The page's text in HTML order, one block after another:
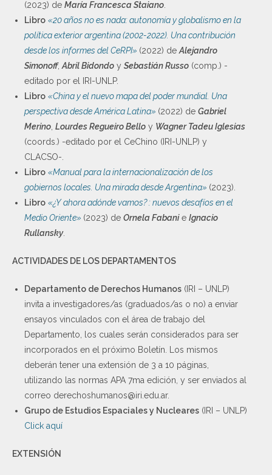
(2023) de María Francesca Staiano.
Libro «20 años no es nada: autonomía y globalismo en la
política exterior argentina (2002-2022). Una contribución
desde los informes del CeRPI» (2022) deAlejandro
Simonoff,Abril Bidondo y Sebastián Russo (comp.) -
editado por el IRI-UNLP.
Libro «China y el nuevo mapa del poder mundial. Una
perspectiva desde América Latina» (2022) de Gabriel
Merino, Lourdes Regueiro Bello y Wagner Tadeu Iglesias
(coords.) -editado por el CeChino (IRI-UNLP) y
CLACSO-.
Libro «Manual para la internacionalización de los
gobiernos locales. Una mirada desde Argentina» (2023).
Libro «¿Y ahora adónde vamos? : nuevos desafíos en el
Medio Oriente» (2023) de Ornela Fabanie Ignacio
Rullansky.
ACTIVIDADES DE LOS DEPARTAMENTOS
Departamento de Derechos Humanos (IRI – UNLP)
invita a investigadores/as (graduados/as o no) a enviar
ensayos vinculados con el área de trabajo del
Departamento, los cuales serán considerados para ser
incorporados en el próximo Boletín. Los mismos
deberán tener una extensión de 3 a 10 páginas,
utilizando las normas APA 7ma edición, y ser enviados al
correo derechoshumanos@iri.edu.ar.
Grupo de Estudios Espaciales y Nucleares (IRI – UNLP)
Click aquí
EXTENSIÓN